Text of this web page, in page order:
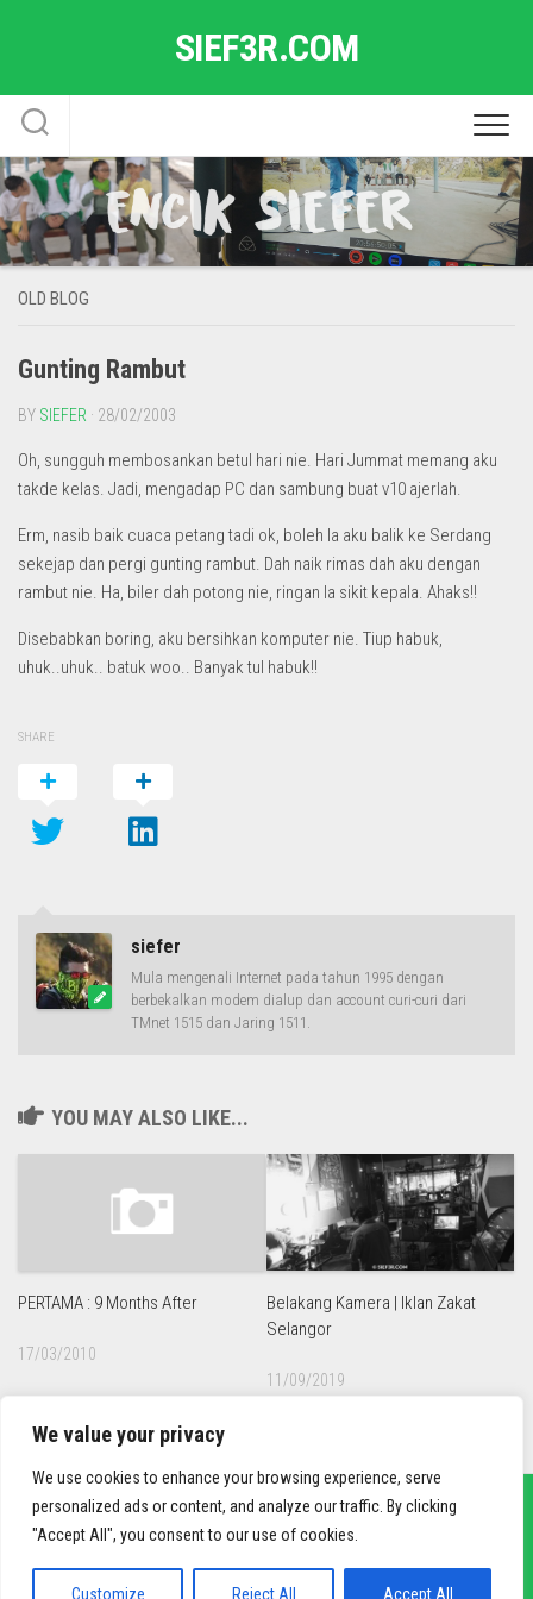
We value your privacy
We use cookies to enhance your browsing experience, serve
personalized ads or content, and analyze our traffic. By clicking
"Accept All", you consent to our use of cookies.
Customize Reject All Accept All
SIEF3R.COM
OLD BLOG
Gunting Rambut
BY SIEFER · 28/02/2003
Oh, sungguh membosankan betul hari nie. Hari Jummat memang aku
takde kelas. Jadi, mengadap PC dan sambung buat v10 ajerlah.
Erm, nasib baik cuaca petang tadi ok, boleh la aku balik ke Serdang
sekejap dan pergi gunting rambut. Dah naik rimas dah aku dengan
rambut nie. Ha, biler dah potong nie, ringan la sikit kepala. Ahaks!!
Disebabkan boring, aku bersihkan komputer nie. Tiup habuk,
uhuk..uhuk.. batuk woo.. Banyak tul habuk!!
SHARE
siefer
Mula mengenali Internet pada tahun 1995 dengan
berbekalkan modem dialup dan account curi-curi dari
TMnet 1515 dan Jaring 1511.
YOU MAY ALSO LIKE...
PERTAMA : 9 Months After
17/03/2010
Belakang Kamera | Iklan Zakat
Selangor
11/09/2019
sief3r.com
Powered byWordPress. Theme byAlx.